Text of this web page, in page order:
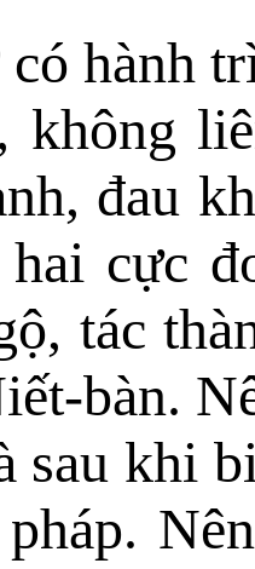
hành
không
đau
cực
tác
bàn.
sau khi